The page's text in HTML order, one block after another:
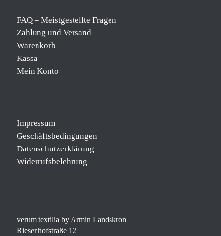
FAQ – Meistgestellte Fragen
Zahlung und Versand
Warenkorb
Kassa
Mein Konto
Impressum
Geschäftsbedingungen
Datenschutzerklärung
Widerrufsbelehrung
verum textilia by Armin Landskron
Riesenhofstraße 12